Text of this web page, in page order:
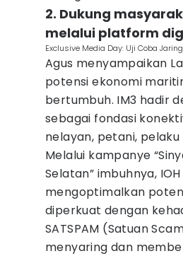
2. Dukung
melalui platform
Exclusive Media Day: Uji Coba
Agus menyampaikan
potensi ekonomi
bertumbuh. IM3 hadir
sebagai fondasi
nelayan, petani, pelaku
Melalui kampanye
Selatan” imbuhnya,
mengoptimalkan
diperkuat dengan
SATSPAM (Satuan
menyaring dan